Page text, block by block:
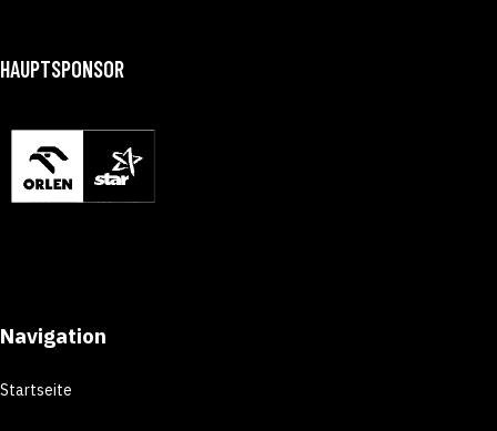
HAUPTSPONSOR
Navigation
Startseite